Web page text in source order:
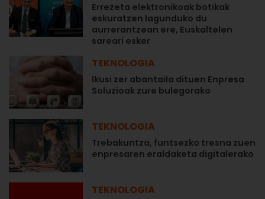
Errezeta elektronikoak botikak
eskuratzen lagunduko du
aurrerantzean ere, Euskaltelen
sareari esker
TEKNOLOGIA
Ikusi zer abantaila dituen Enpresa
Soluzioak zure bulegorako
TEKNOLOGIA
Trebakuntza, funtsezko tresna zuen
enpresaren eraldaketa digitalerako
TEKNOLOGIA